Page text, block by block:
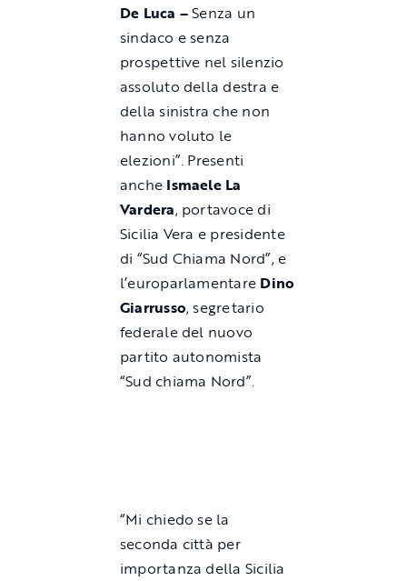
De Luca –Senza un
sindaco e senza
prospettive nel silenzio
assoluto della destra e
della sinistra che non
hanno voluto le
elezioni”. Presenti
anche Ismaele La
Vardera, portavoce di
Sicilia Vera e presidente
di “Sud Chiama Nord”, e
l’europarlamentare Dino
Giarrusso, segretario
federale del nuovo
partito autonomista
“Sud chiama Nord”.
“Mi chiedo se la
seconda città per
importanza della Sicilia